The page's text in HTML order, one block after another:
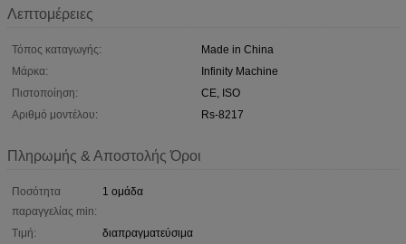
Λεπτομέρειες
Τόπος καταγωγής:
Made in China
Μάρκα:
Infinity Machine
Πιστοποίηση:
CE, ISO
Αριθμό μοντέλου:
Rs-8217
Πληρωμής & Αποστολής Όροι
Ποσότητα
παραγγελίας min:
1 ομάδα
Τιμή:
διαπραγματεύσιμα